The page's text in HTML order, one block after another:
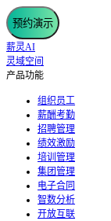
预约演示
薪灵AI
灵域空间
产品功能
组织员工
薪酬考勤
招聘管理
绩效激励
培训管理
集团管理
电子合同
智数分析
开放互联